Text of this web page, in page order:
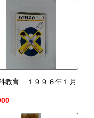
教育 １９９６年１月